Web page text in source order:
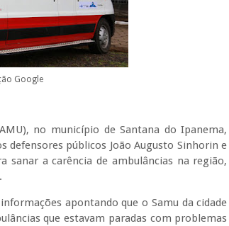
Google
no município de Santana do Ipanema,
defensores públicos João Augusto Sinhorin e
sanar a carência de ambulâncias na região,
apontando que o Samu da cidade
que estavam paradas com problemas